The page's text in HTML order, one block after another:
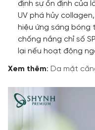
định sự ổn định của
UV phá hủy
hiệu ứng sáng bóng
chống nắng chỉ số
lại nếu hoạt động
Xem thêm: Da mặt